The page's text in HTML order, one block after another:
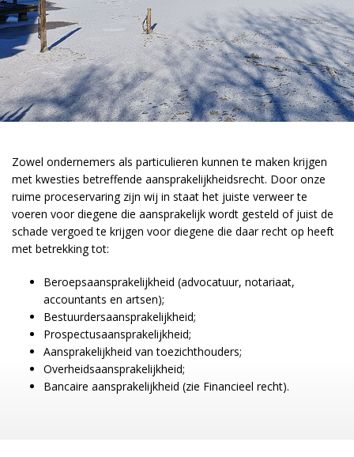
Zowel ondernemers als particulieren kunnen te maken krijgen
met kwesties betreffende aansprakelijkheidsrecht. Door onze
ruime proceservaring zijn wij in staat het juiste verweer te
voeren voor diegene die aansprakelijk wordt gesteld of juist de
schade vergoed te krijgen voor diegene die daar recht op heeft
met betrekking tot:
Beroepsaansprakelijkheid (advocatuur, notariaat,
accountants en artsen);
Bestuurdersaansprakelijkheid;
Prospectusaansprakelijkheid;
Aansprakelijkheid van toezichthouders;
Overheidsaansprakelijkheid;
Bancaire aansprakelijkheid (zie Financieel recht).